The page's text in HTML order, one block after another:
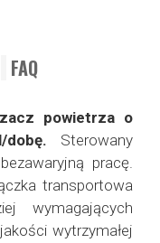
FAQ
powietrza o
Sterowany
pracę.
transportowa
wymagających
wytrzymałej